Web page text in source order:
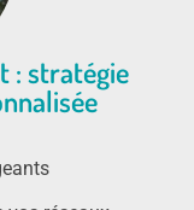
: stratégie